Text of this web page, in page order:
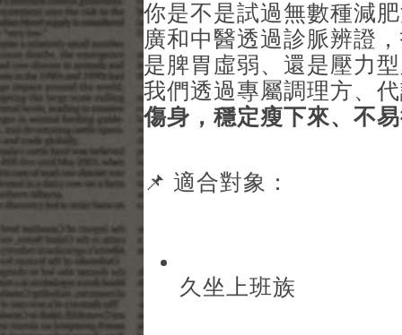
你是不是試過無數種減
廣和中醫透過診脈辨證
是脾胃虛弱、還是壓力
我們透過專屬調理方、
傷身，穩定瘦下來、不
📌 適合對象：
久坐上班族